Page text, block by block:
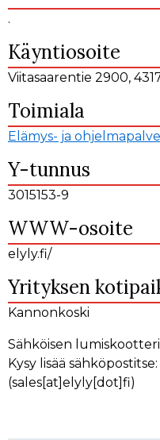
.
Käyntiosoite
Viitasaarentie 2900,
Toimiala
Elämys- ja
Y-tunnus
3015153-9
WWW-osoite
elyly.fi/
Yrityksen
Kannonkoski
Sähköisen
Kysy lisää sähköpostitse:
(sales[at]elyly[dot]fi)